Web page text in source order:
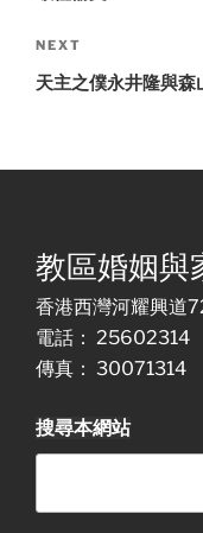
Next
Post
NEXT
天主之僕永井隆與森
教區婚姻與
香港西灣河耀興道
電話： 25602314
傳真： 30071314
搜尋本網站